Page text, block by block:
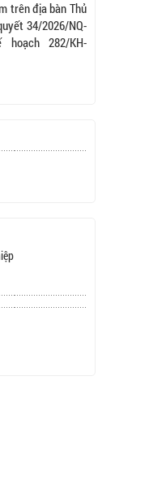
trên địa bàn Thủ
34/2026/NQ-
hoạch 282/KH-